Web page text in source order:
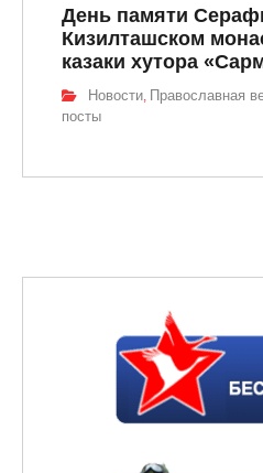
День памяти
Кизилташском
казаки хутора
Новости, Православная
посты